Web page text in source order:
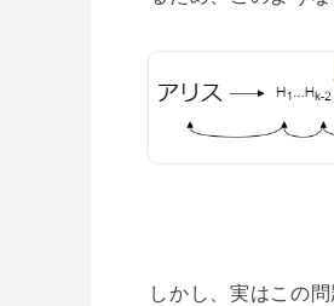
しかし、実はこの